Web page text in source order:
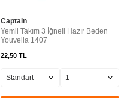
Captain
Yemli Takım 3 İğneli Hazır Beden
Youvella 1407
22,50 TL